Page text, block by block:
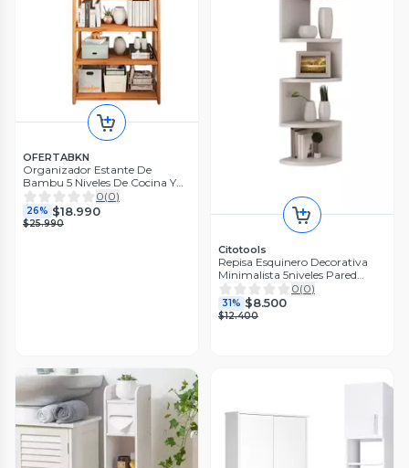
OFERTABKN
Organizador Estante De
Bambu 5 Niveles De Cocina Y
Baño
0(0)
26% $18.990
$25.990
Citotools
Repisa Esquinero Decorativa
Minimalista 5niveles Pared
Baño
0(0)
31% $8.500
$12.400